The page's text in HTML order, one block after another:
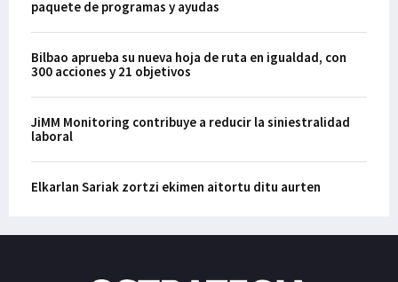
paquete de programas y ayudas
Bilbao aprueba su nueva hoja de ruta en igualdad, con
300 acciones y 21 objetivos
JiMM Monitoring contribuye a reducir la siniestralidad
laboral
Elkarlan Sariak zortzi ekimen aitortu ditu aurten